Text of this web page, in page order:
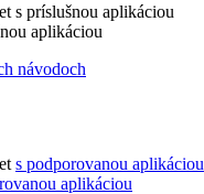
s príslušnou aplikáciou
aplikáciou
návodoch
s podporovanou aplikáciou
aplikáciou